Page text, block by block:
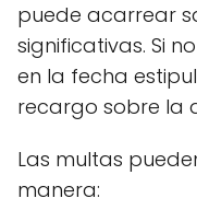
puede acarrear
significativas. Si
en la fecha
recargo sobre la
Las multas
manera: